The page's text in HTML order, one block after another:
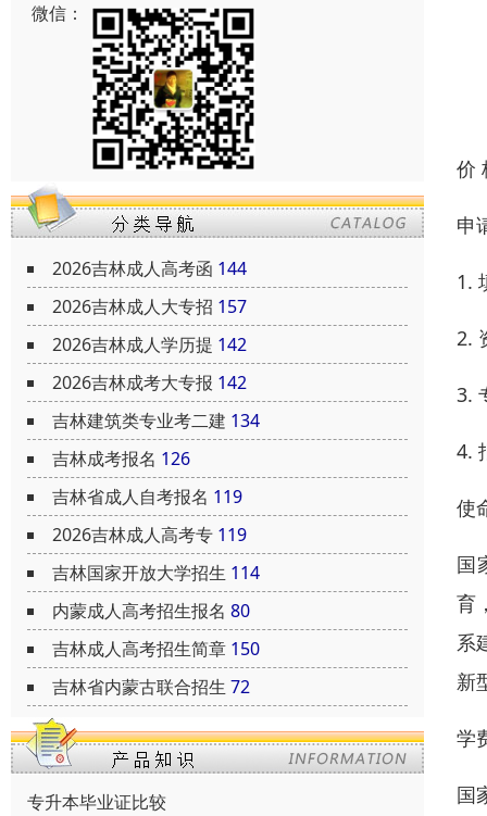
微信：
2026吉林成人高考函 144
2026吉林成人大专招 157
2026吉林成人学历提 142
2026吉林成考大专报 142
吉林建筑类专业考二建 134
吉林成考报名 126
吉林省成人自考报名 119
2026吉林成人高考专 119
吉林国家开放大学招生 114
内蒙成人高考招生报名 80
吉林成人高考招生简章 150
吉林省内蒙古联合招生 72
专升本毕业证比较
价
申
1.
2.
3.
4.
使
国
育
系
新
学
国